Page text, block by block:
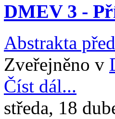
DMEV 3 -
Abstrakta
Zveřejněno v
Číst dál...
středa, 18